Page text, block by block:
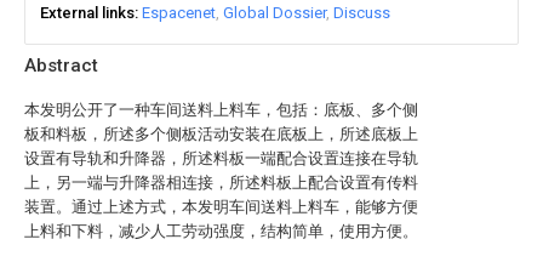
Abstract
本发明公开了一种车间送料上料车，包括：底板、多个侧
板和料板，所述多个侧板活动安装在底板上，所述底板上
设置有导轨和升降器，所述料板一端配合设置连接在导轨
上，另一端与升降器相连接，所述料板上配合设置有传料
装置。通过上述方式，本发明车间送料上料车，能够方便
上料和下料，减少人工劳动强度，结构简单，使用方便。
External links Espacenet Global Dossier Discuss